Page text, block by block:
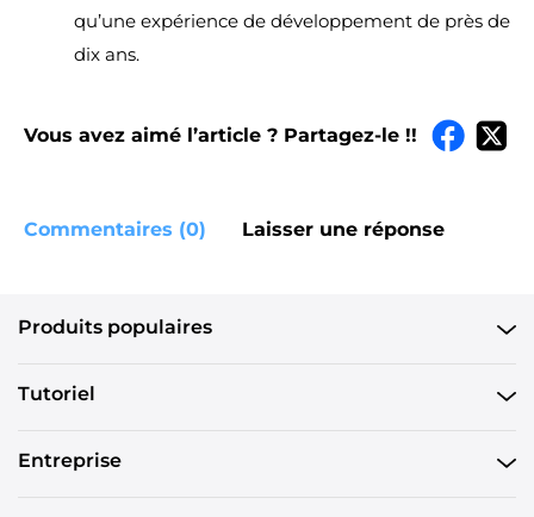
qu’une expérience de développement de près de
dix ans.
Vous avez aimé l’article ? Partagez-le !!
Commentaires (0) Laisser une réponse
Produits populaires
Tutoriel
Entreprise